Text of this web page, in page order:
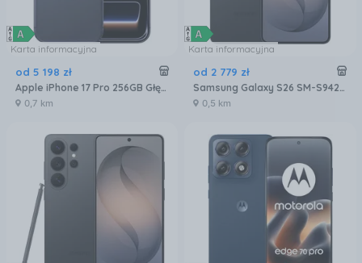
Karta informacyjna
od 5 198 zł
Apple iPhone 17 Pro 256GB Głębinowy błękit
0,7 km
Karta informacyjna
od 2 779 zł
Samsung Galaxy S26 SM-S942 12/256GB Czarny
0,5 km